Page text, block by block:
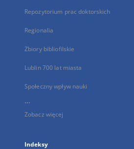
Repozytorium prac doktorskich
Regionalia
Zbiory bibliofilskie
Lublin 700 lat miasta
Społeczny wpływ nauki
...
Zobacz więcej
Indeksy